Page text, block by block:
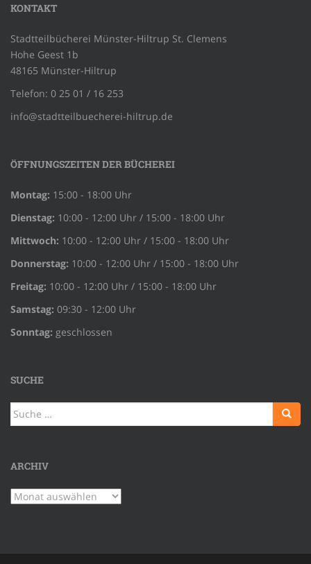
KONTAKT
Stadtteilbücherei Münster-Hiltrup St. Clemens
Hohe Geest 1b
48165 Münster-Hiltrup
Telefon: 0 25 01 / 16 253
info@stadtteilbuecherei-hiltrup.de
ÖFFNUNGSZEITEN DER BÜCHEREI
Montag: 15:00 - 18:00 Uhr
Dienstag: 10:00 - 12:00 Uhr / 15:00 - 18:00 Uhr
Mittwoch: 10:00 - 12:00 Uhr / 15:00 - 18:00 Uhr
Donnerstag: 10:00 - 12:00 Uhr / 15:00 - 18:00 Uhr
Freitag: 10:00 - 12:00 Uhr / 15:00 - 18:00 Uhr
Samstag: 09:30 - 12:00 Uhr
Sonntag: geschlossen
SUCHE
Suche
nach:
ARCHIV
Archiv